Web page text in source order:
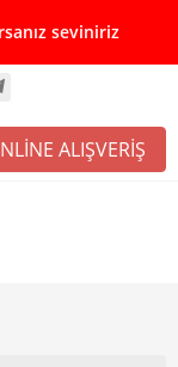
seviniriz
ALIŞVERİŞ